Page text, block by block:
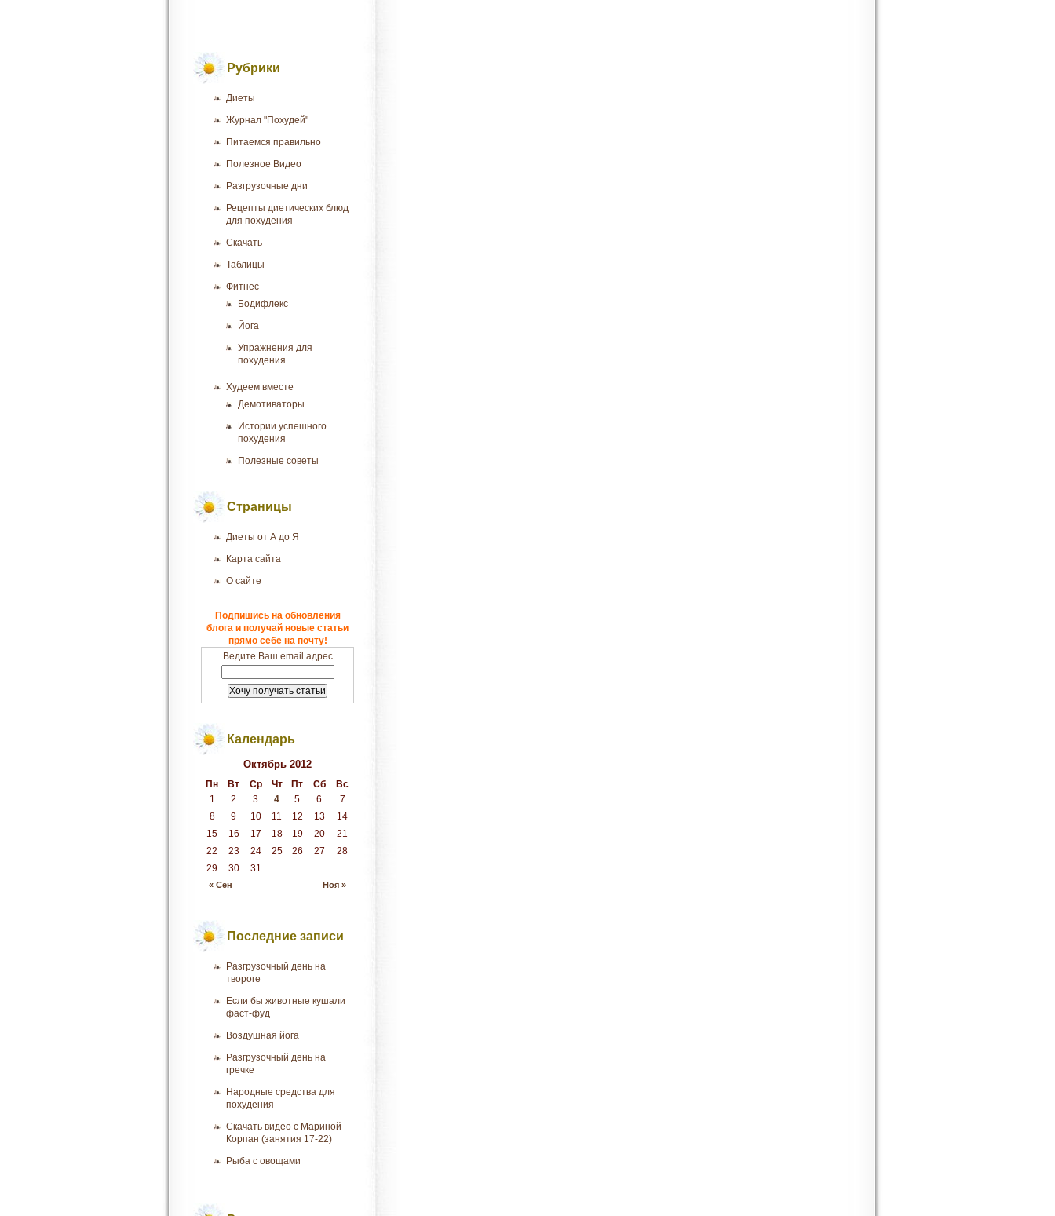
Рубрики
Диеты
Журнал "Похудей"
Питаемся правильно
Полезное Видео
Разгрузочные дни
Рецепты диетических блюд
для похудения
Скачать
Таблицы
Фитнес
Бодифлекс
Йога
Упражнения для
похудения
Худеем вместе
Демотиваторы
Истории успешного
похудения
Полезные советы
Страницы
Диеты от А до Я
Карта сайта
О сайте
Подпишись на обновления
блога и получай новые статьи
прямо себе на почту!
Ведите Ваш email адрес
Календарь
Октябрь 2012
Пн Вт Ср Чт Пт Сб Вс
« Сен Ноя »
1 2 3 4 5 6
7
8
9 10 11 12 13
14
15
16 17 18 19 20
21
22
23 24 25 26 27
28
29
30 31
Последние записи
Разгрузочный день на
твороге
Если бы животные кушали
фаст-фуд
Воздушная йога
Разгрузочный день на
гречке
Народные средства для
похудения
Скачать видео с Мариной
Корпан (занятия 17-22)
Рыба с овощами